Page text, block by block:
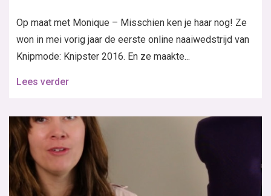
Op maat met Monique – Misschien ken je haar nog! Ze
won in mei vorig jaar de eerste online naaiwedstrijd van
Knipmode: Knipster 2016. En ze maakte...
Lees verder